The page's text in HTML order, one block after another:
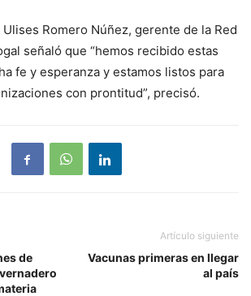
Romero Núñez, gerente de la Red
señaló que “hemos recibido estas
fe y esperanza y estamos listos para
con prontitud”, precisó.
de
Artículo siguiente
Vacunas primeras en llegar
al país